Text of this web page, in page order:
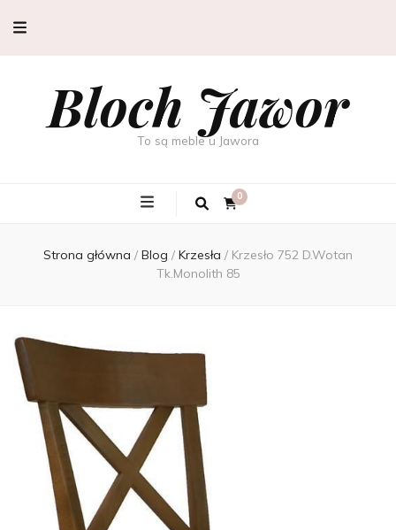
Bloch Jawor
To są meble u Jawora
0
Strona główna / Blog / Krzesła / Krzesło 752 D.Wotan
Tk.Monolith 85